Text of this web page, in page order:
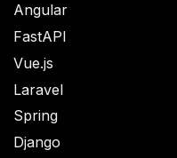
Angular
FastAPI
Vue.js
Laravel
Spring
Django